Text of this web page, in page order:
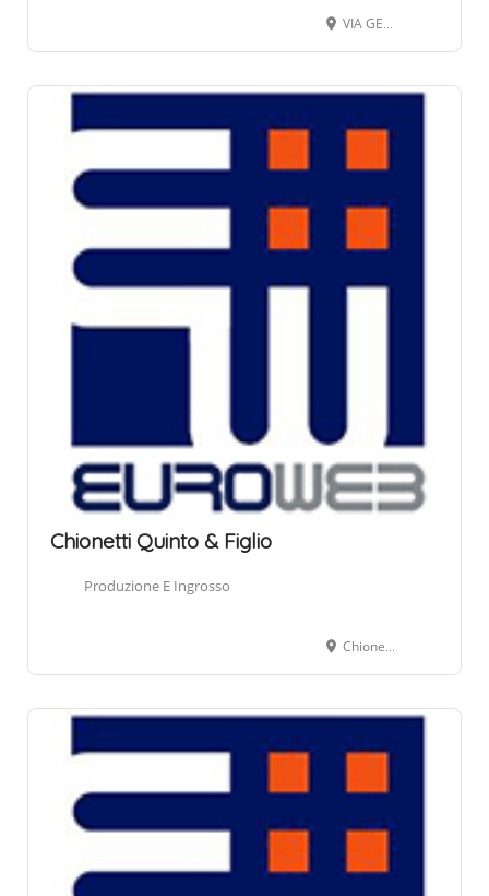
VIA GEN. CAPPA 15, 12063 DOGLIANI CN
Chionetti Quinto & Figlio
Produzione E Ingrosso
Chionetti Quinto & Figlio